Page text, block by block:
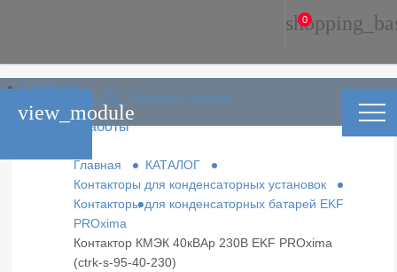
phone_in_talk Заказать звонок
Главная
Каталог
Условия работы
0
Главная
КАТАЛОГ
Контакторы для конденсаторных установок
Контакторы для конденсаторных батарей EKF
PROxima
Контактор КМЭК 40кВАр 230В EKF PROxima
(ctrk-s-95-40-230)
view_module